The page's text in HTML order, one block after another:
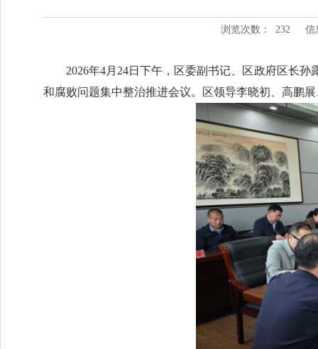
浏览次数： 232 信
2026年4月24日下午，区委副书记、区政府区长
和腐败问题集中整治推进会议。区领导李晓初、高鹏